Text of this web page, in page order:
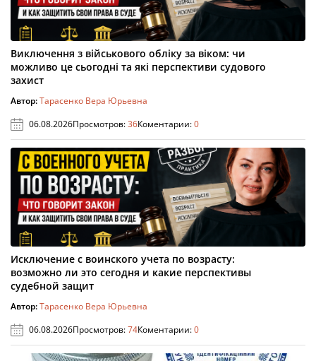
Виключення з військового обліку за віком: чи
можливо це сьогодні та які перспективи судового
захист
Автор:Тарасенко Вера Юрьевна
06.08.2026Просмотров:36Коментарии:0
Исключение с воинского учета по возрасту:
возможно ли это сегодня и какие перспективы
судебной защит
Автор:Тарасенко Вера Юрьевна
06.08.2026Просмотров:74Коментарии:0